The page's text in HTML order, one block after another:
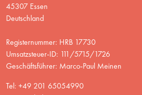
45307 Essen
Deutschland
Registernummer: HRB 17730
Umsatzsteuer-ID: 111/5715/1726
Geschäftsführer: Marco-Paul Meinen
Tel: +49 201 65054990